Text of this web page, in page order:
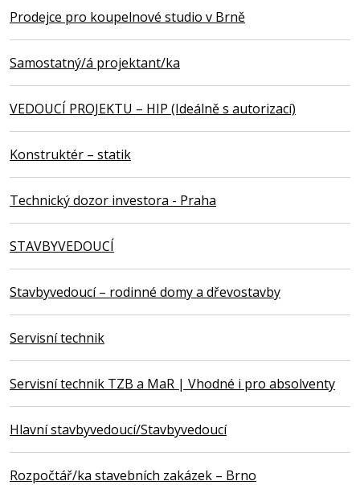
Prodejce pro koupelnové studio v Brně
Samostatný/á projektant/ka
VEDOUCÍ PROJEKTU – HIP (Ideálně s autorizací)
Konstruktér – statik
Technický dozor investora - Praha
STAVBYVEDOUCÍ
Stavbyvedoucí – rodinné domy a dřevostavby
Servisní technik
Servisní technik TZB a MaR | Vhodné i pro absolventy
Hlavní stavbyvedoucí/Stavbyvedoucí
Rozpočtář/ka stavebních zakázek – Brno